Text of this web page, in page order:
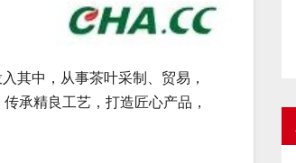
其中，从事茶叶采制、贸易，
承精良工艺，打造匠心产品，